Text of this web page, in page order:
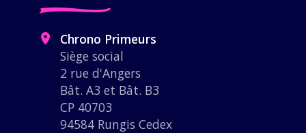
Chrono Primeurs
Siège social
2 rue d'Angers
Bât. A3 et Bât. B3
CP 40703
94584 Rungis Cedex